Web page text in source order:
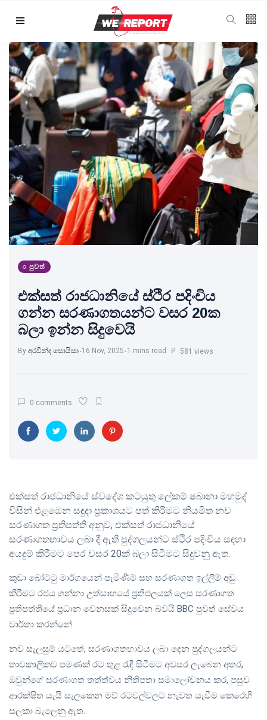
පුවත්
එක්සත් රාජධානියේ ස්ථිර පදිංචිය
ගන්න සරණාගතයන්ට වසර 20ක
බලා ඉන්න සිදුවෙයි
By අරවින්ද සොයිසා 16 Nov, 2025 1 mins read 581 views
0 comments
එක්සත් රාජධානියේ ස්වදේශ කටයුතු ලේකම් ෂබානා මහමුද්
විසින් එළඹෙන සඳුදා ප්‍රකාශයට පත් කිරීමට නියමිත නව
සරණාගත ප්‍රතිපත්ති අනුව, එක්සත් රාජධානියේ
සරණාගතභාවය ලබා දී ඇති පුද්ගලයන්ට ස්ථිර පදිංචිය සඳහා
අයදුම් කිරීමට පෙර වසර 20ක් බලා සිටීමට සිදුවනු ඇත.
කුඩා බෝට්ටු මාර්ගයෙන් පැමිණීම් සහ සරණාගත ඉල්ලීම් අඩු
කිරීමට රජය ගන්නා උත්සාහයේ ප්‍රතිඵලයක් ලෙස සරණාගත
ප්‍රතිපත්තියේ ප්‍රධාන වෙනසක් සිදුවෙන බවයි BBC පුවත් සේවය
වාර්තා කරන්නේ.
නව සැලසුම් යටතේ, සරණාගතභාවය ලබා දෙන පුද්ගලයන්ට
තාවකාලිකව පමණක් රට තුළ රැඳී සිටීමට අවසර ලැබෙන අතර,
ඔවුන්ගේ සරණාගත තත්ත්වය නිතිපතා සමාලෝචනය කර, පසුව
ආරක්ෂිත යැයි සැලකෙන මව් රටවල්වලට නැවත යැවීම කෙරෙහි
සලකා බැලෙනු ඇත.